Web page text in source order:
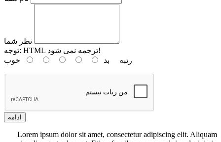
نظر شما
توجه:
HTML ترجمه نمی شود!
رتبه بد خوب
ادامه
Lorem ipsum dolor sit amet, consectetur adipiscing elit. Aliquam